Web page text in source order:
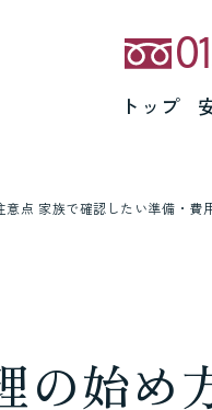
トップ
意点 家族で確認したい準備・費
の始め